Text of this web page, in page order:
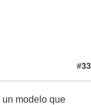
#33
un modelo que